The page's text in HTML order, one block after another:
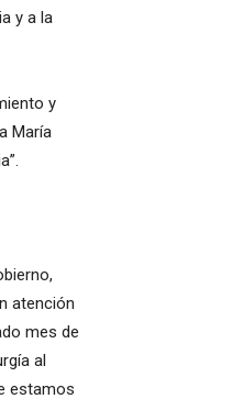
y a la
y
María
atención
mes de
al
estamos